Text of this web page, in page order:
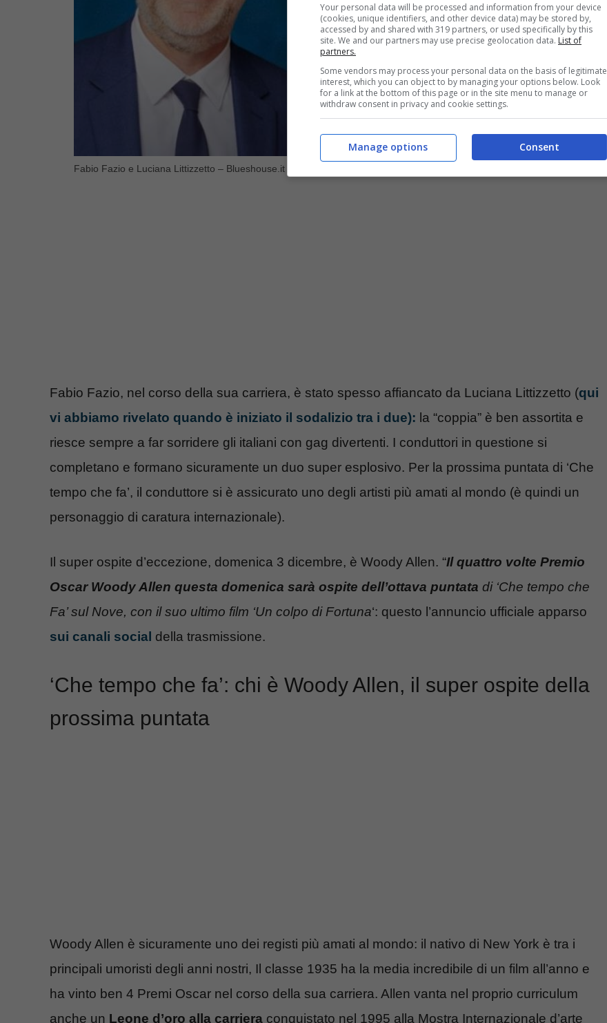
Fabio Fazio e Luciana Littizzetto – Blueshouse.it
Fabio Fazio, nel corso della sua carriera, è stato spesso affiancato da Luciana Littizzetto (qui
vi abbiamo rivelato quando è iniziato il sodalizio tra i due): la “coppia” è ben assortita e
riesce sempre a far sorridere gli italiani con gag divertenti. I conduttori in questione si
completano e formano sicuramente un duo super esplosivo. Per la prossima puntata di ‘Che
tempo che fa’, il conduttore si è assicurato uno degli artisti più amati al mondo (è quindi un
personaggio di caratura internazionale).
Il super ospite d’eccezione, domenica 3 dicembre, è Woody Allen. “Il quattro volte Premio
Oscar Woody Allen questa domenica sarà ospite dell’ottava puntata di ‘Che tempo che
Fa’ sul Nove, con il suo ultimo film ‘Un colpo di Fortuna‘: questo l’annuncio ufficiale apparso
sui canali social della trasmissione.
‘Che tempo che fa’: chi è Woody Allen, il super ospite della
prossima puntata
Woody Allen è sicuramente uno dei registi più amati al mondo: il nativo di New York è tra i
principali umoristi degli anni nostri, Il classe 1935 ha la media incredibile di un film all’anno e
ha vinto ben 4 Premi Oscar nel corso della sua carriera. Allen vanta nel proprio curriculum
anche un Leone d’oro alla carriera conquistato nel 1995 alla Mostra Internazionale d’arte
Your personal data will be processed and information from your device
(cookies, unique identifiers, and other device data) may be stored by,
accessed by and shared with 319 partners, or used specifically by this
site. We and our partners may use precise geolocation data. List of
partners.
Some vendors may process your personal data on the basis of legitimate
interest, which you can object to by managing your options below. Look
for a link at the bottom of this page or in the site menu to manage or
withdraw consent in privacy and cookie settings.
Consent
Manage options